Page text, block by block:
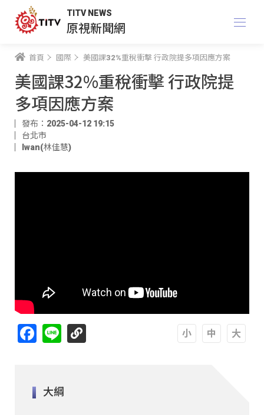
TITV NEWS
原視新聞網
首頁 國際 美國課32%重稅衝擊 行政院提多項因應方案
美國課32%重稅衝擊 行政院提
多項因應方案
發布：2025-04-12 19:15
台北市
Iwan(林佳慧)
Facebook
Line
大綱